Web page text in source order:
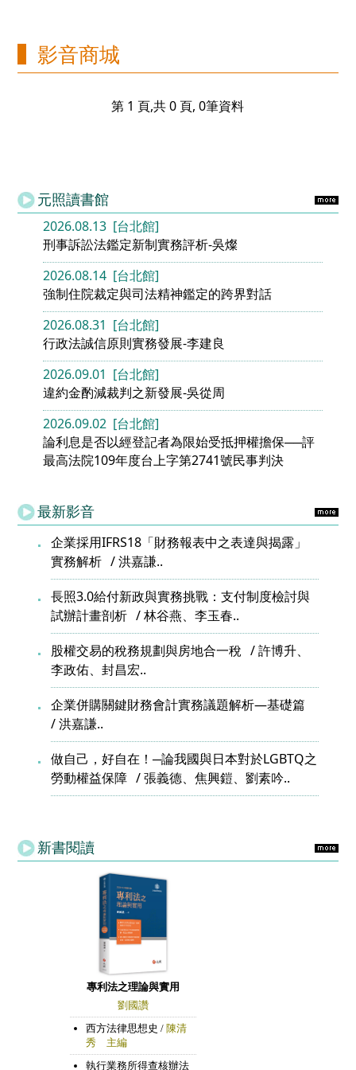
影音商城
第 1 頁,共 0 頁, 0筆資料
元照讀書館
2026.08.13 [台北館]
刑事訴訟法鑑定新制實務評析-吳燦
2026.08.14 [台北館]
強制住院裁定與司法精神鑑定的跨界對話
2026.08.31 [台北館]
行政法誠信原則實務發展-李建良
2026.09.01 [台北館]
違約金酌減裁判之新發展-吳從周
2026.09.02 [台北館]
論利息是否以經登記者為限始受抵押權擔保──評
最高法院109年度台上字第2741號民事判決
最新影音
企業採用IFRS18「財務報表中之表達與揭露」
實務解析
洪嘉謙..
長照3.0給付新政與實務挑戰：支付制度檢討與
試辦計畫剖析
林谷燕、李玉春..
股權交易的稅務規劃與房地合一稅
許博升、
李政佑、封昌宏..
企業併購關鍵財務會計實務議題解析—基礎篇
洪嘉謙..
做自己，好自在！─論我國與日本對於LGBTQ之
勞動權益保障
張義德、焦興鎧、劉素吟..
新書閱讀